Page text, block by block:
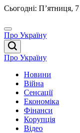
Перейти
вмісту
Сьогодні: П’ятниця,
Про Україну
Про Україну
Новини
Війна
Сенсації
Економіка
Фінанси
Корупція
Відео